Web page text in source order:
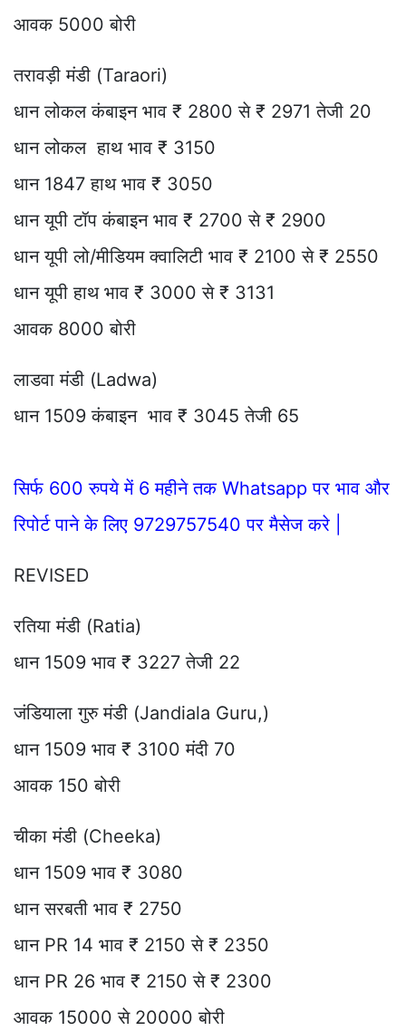
आवक 5000 बोरी
तरावड़ी मंडी (Taraori)
धान लोकल कंबाइन भाव ₹ 2800 से ₹ 2971 तेजी 20
धान लोकल हाथ भाव ₹ 3150
धान 1847 हाथ भाव ₹ 3050
धान यूपी टॉप कंबाइन भाव ₹ 2700 से ₹ 2900
धान यूपी लो/मीडियम क्वालिटी भाव ₹ 2100 से ₹ 2550
धान यूपी हाथ भाव ₹ 3000 से ₹ 3131
आवक 8000 बोरी
लाडवा मंडी (Ladwa)
धान 1509 कंबाइन भाव ₹ 3045 तेजी 65
सिर्फ 600 रुपये में 6 महीने तक Whatsapp पर भाव और
रिपोर्ट पाने के लिए 9729757540 पर मैसेज करे |
REVISED
रतिया मंडी (Ratia)
धान 1509 भाव ₹ 3227 तेजी 22
जंडियाला गुरु मंडी (Jandiala Guru,)
धान 1509 भाव ₹ 3100 मंदी 70
आवक 150 बोरी
चीका मंडी (Cheeka)
धान 1509 भाव ₹ 3080
धान सरबती भाव ₹ 2750
धान PR 14 भाव ₹ 2150 से ₹ 2350
धान PR 26 भाव ₹ 2150 से ₹ 2300
आवक 15000 से 20000 बोरी